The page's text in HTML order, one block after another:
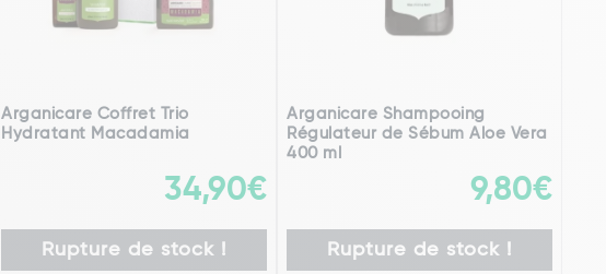
Arganicare Coffret Trio
Hydratant Macadamia
34,90€
Rupture de stock !
Arganicare Shampooing
Régulateur de Sébum Aloe Vera
400 ml
9,80€
Rupture de stock !